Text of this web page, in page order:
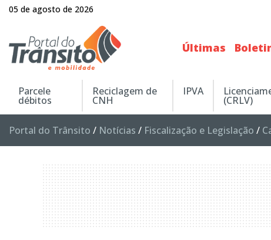
05 de agosto de 2026
Últimas
Parcele
débitos
Reciclagem de
CNH
IPVA
(CRLV)
Portal do Trânsito / Notícias / Fiscalização e Legislação /